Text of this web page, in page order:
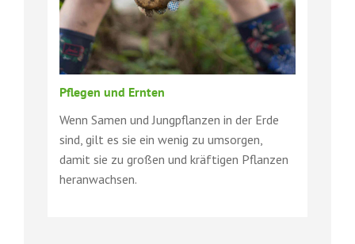
Pflegen und Ernten
Wenn Samen und Jungpflanzen in der Erde
sind, gilt es sie ein wenig zu umsorgen,
damit sie zu großen und kräftigen Pflanzen
heranwachsen.